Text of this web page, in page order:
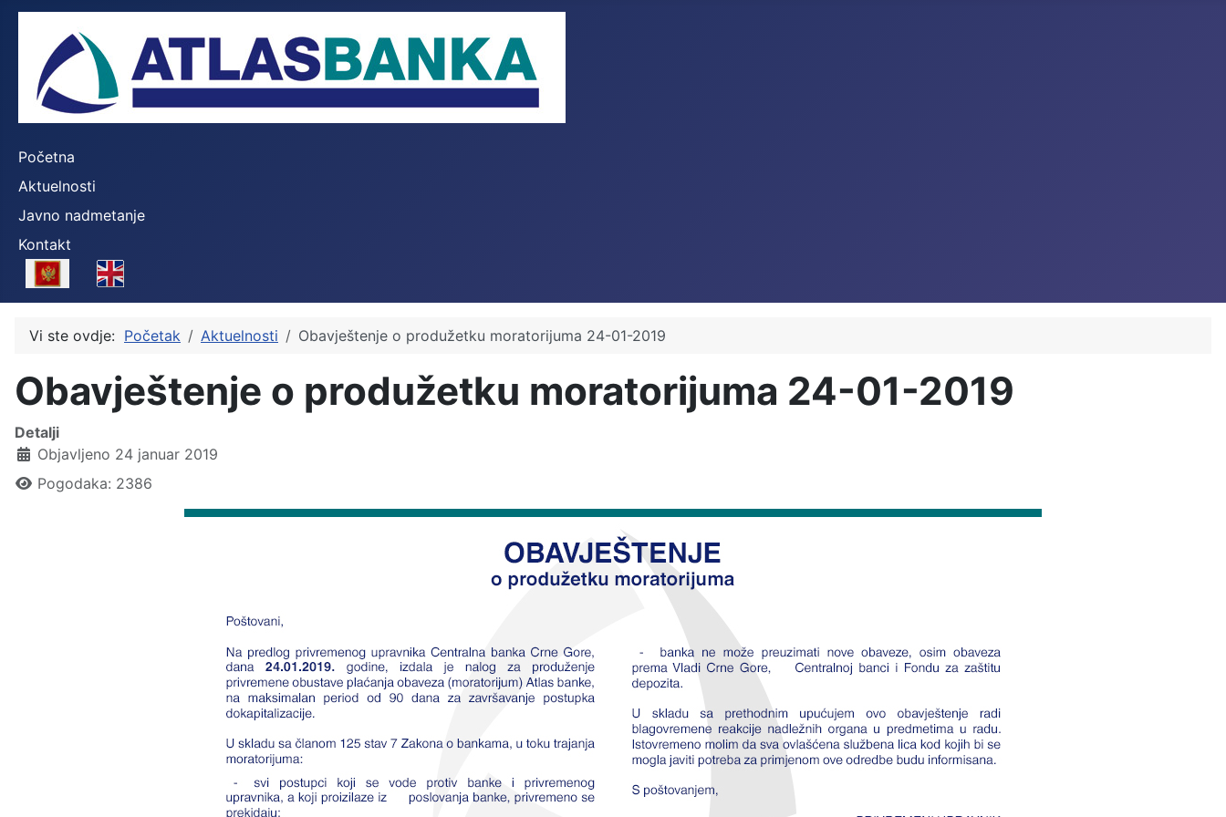
Početna
Aktuelnosti
Javno nadmetanje
Kontakt
Select your language
Vi ste ovdje: Početak Aktuelnosti Obavještenje o produžetku moratorijuma 24-01-2019
Obavještenje o produžetku moratorijuma 24-01-2019
Detalji
Objavljeno 24 januar 2019
Pogodaka: 2386